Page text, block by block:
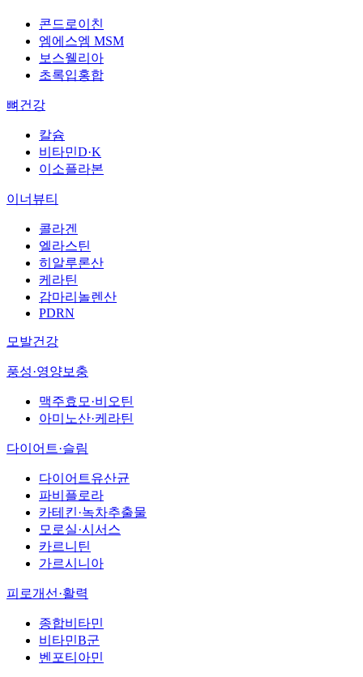
콘드로이친
엠에스엠 MSM
보스웰리아
초록입홍합
뼈건강
칼슘
비타민D·K
이소플라본
이너뷰티
콜라겐
엘라스틴
히알루론산
케라틴
감마리놀렌산
PDRN
모발건강
풍성·영양보충
맥주효모·비오틴
아미노산·케라틴
다이어트·슬림
다이어트유산균
파비플로라
카테킨·녹차추출물
모로실·시서스
카르니틴
가르시니아
피로개선·활력
종합비타민
비타민B군
벤포티아민